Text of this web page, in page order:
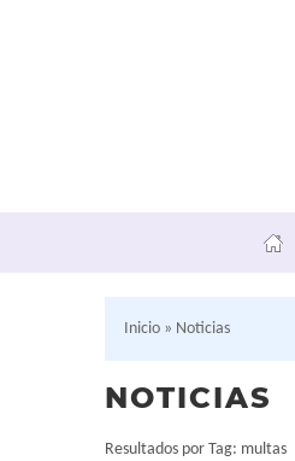
Inicio » Noticias
NOTICIAS
Resultados por Tag: multas